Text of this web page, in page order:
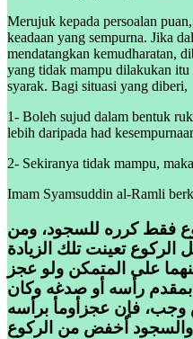
Merujuk kepada persoalan
keadaan yang sempurna. Jika
mendatangkan kemudharatan,
yang tidak mampu dilakukan itu
syarak. Bagi situasi yang diberi,
1- Boleh sujud dalam bentuk
lebih daripada had
2- Sekiranya tidak mampu,
Imam Syamsuddin al-Ramli
فقط كرره للسجود، ومن
تعينت تلك الزيادة
على المتمكن ولو عجز
رأسه أو صدغه وكان
وجب، فإن عجزأومأ برأسه
والسجود أخفض من الركوع